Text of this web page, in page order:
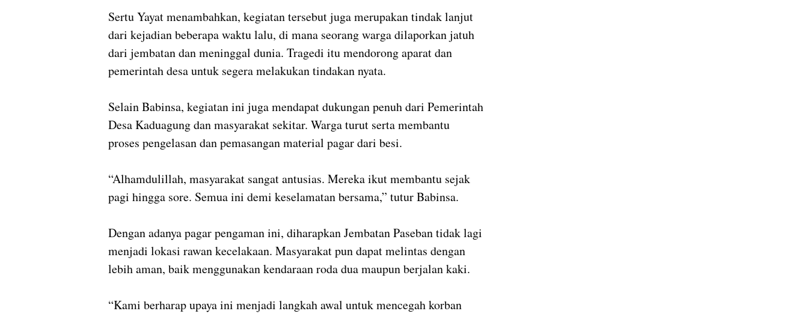
Sertu Yayat menambahkan, kegiatan tersebut juga merupakan tindak lanjut
dari kejadian beberapa waktu lalu, di mana seorang warga dilaporkan jatuh
dari jembatan dan meninggal dunia. Tragedi itu mendorong aparat dan
pemerintah desa untuk segera melakukan tindakan nyata.
Selain Babinsa, kegiatan ini juga mendapat dukungan penuh dari Pemerintah
Desa Kaduagung dan masyarakat sekitar. Warga turut serta membantu
proses pengelasan dan pemasangan material pagar dari besi.
“Alhamdulillah, masyarakat sangat antusias. Mereka ikut membantu sejak
pagi hingga sore. Semua ini demi keselamatan bersama,” tutur Babinsa.
Dengan adanya pagar pengaman ini, diharapkan Jembatan Paseban tidak lagi
menjadi lokasi rawan kecelakaan. Masyarakat pun dapat melintas dengan
lebih aman, baik menggunakan kendaraan roda dua maupun berjalan kaki.
“Kami berharap upaya ini menjadi langkah awal untuk mencegah korban